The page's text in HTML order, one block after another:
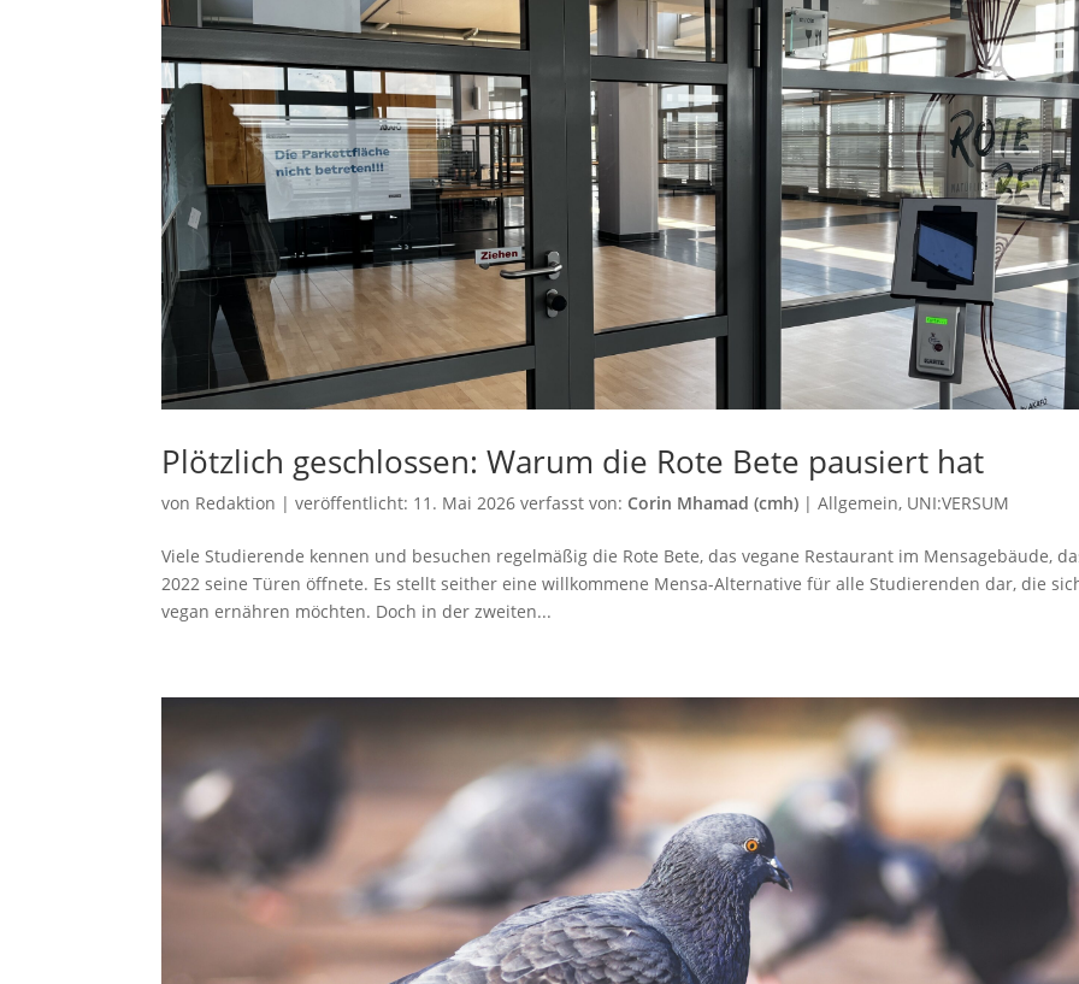
Plötzlich geschlossen: Warum die Rote Bete pausiert hat
von Redaktion |veröffentlicht: 11. Mai 2026 verfasst von: Corin Mhamad (cmh) |Allgemein, UNI:VERSUM
Viele Studierende kennen und besuchen regelmäßig die Rote Bete, das vegane Restaurant im Mensagebäude,
2022 seine Türen öffnete. Es stellt seither eine willkommene Mensa-Alternative für alle Studierenden dar, die
vegan ernähren möchten. Doch in der zweiten...